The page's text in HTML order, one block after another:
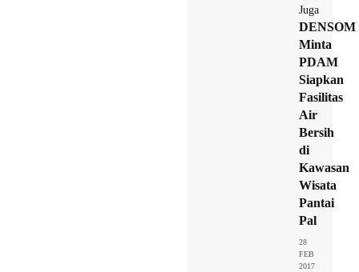
Juga
DENSOM
Minta
PDAM
Siapkan
Fasilitas
Air
Bersih
di
Kawasan
Wisata
Pantai
Pal
28
FEB
2017